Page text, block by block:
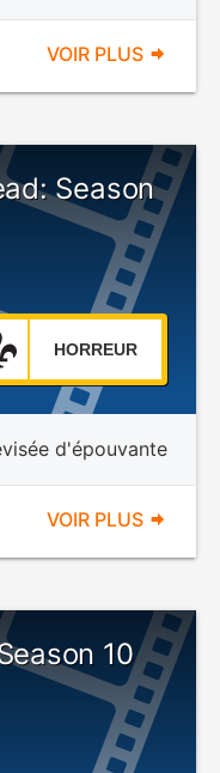
VOIR PLUS
Season
HORREUR
d'épouvante
VOIR PLUS
10